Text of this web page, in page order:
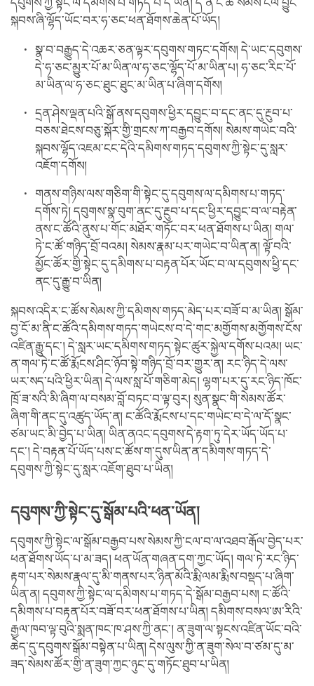
དབུགས་ཀྱི་སྟེང་ལ་དམིགས་པ་གཏད་པ་དེ་ཡིན། དེ་ནི་ང་ཚོ་སེམས་ངལ་བྱུང་
སྐབས་ཞི་ལྷོད་ཡོང་བར་ཧ་ཅང་ཕན་ཐོགས་ཆེན་པོ་ཡོད།
སྣ་བ་བརྒྱུད་དེ་འཆར་ཅན་ལྟར་དབུགས་གཏང་དགོས། དེ་ཡང་དབུགས་
དེ་ཧ་ཅང་མྱུར་པོ་མ་ཡིན་ལ་ཧ་ཅང་ལྷོད་པོ་མ་ཡིན་པ། ཧ་ཅང་རིང་པོ་
མ་ཡིན་ལ་ཧ་ཅང་ཐུང་ཐུང་མ་ཡིན་པ་ཞིག་དགོས།
དྲན་ཤེས་ལྡན་པའི་སྒོ་ནས་དབུགས་ཕྱིར་དབྱུང་བ་དང་ནང་དུ་རྔུབ་པ་
བཅས་ཐེངས་བཅུ་སྐོར་གྱི་གྲངས་ཀ་བརྒྱབ་དགོས། སེམས་གཡེང་བའི་
སྐབས་ལྷོད་འཇམ་ངང་དེའི་དམིགས་གཏད་དབུགས་ཀྱི་སྟེང་དུ་སླར་
འཇོག་དགོས།
གནས་གཉིས་ལས་གཅིག་གི་སྟེང་དུ་དབུགས་ལ་དམིགས་པ་གཏད་
དགོས་ཏེ། དབུགས་སྣ་བུག་ནང་དུ་རྔུབ་པ་དང་ཕྱིར་དབྱུང་བ་ལ་བརྟེན་
ནས་ང་ཚོའི་ནུས་པ་གོང་མཐོར་གཏོང་བར་ཕན་ཐོགས་པ་ཡིན། གལ་
ཏེ་ང་ཚོ་གཉིད་བྲོ་བའམ། སེམས་རྣམ་པར་གཡེང་བ་ཡིན་ན། ལྟོ་བའི་
མྱོང་ཚོར་གྱི་སྟེང་དུ་དམིགས་པ་བརྟན་པོར་ཡོང་བ་ལ་དབུགས་ཕྱི་དང་
ནང་དུ་རྒྱུ་བ་ཡིན།
སྐབས་འདིར་ང་ཚོས་སེམས་ཀྱི་དམིགས་གཏད་མེད་པར་བཟོ་བ་མ་ཡིན། སྒོམ་
བྱ་ངོ་མ་ནི་ང་ཚོའི་དམིགས་གཏད་གཡེངས་བ་དེ་གང་མགྱོགས་མགྱོགས་ངོས་
འཛིན་རྒྱུ་དང་། དེ་སླར་ཡང་དམིགས་གཏད་སྟེང་ཚུར་སྐྱེལ་དགོས་པའམ། ཡང་
ན་གལ་ཏེ་ང་ཚོ་རྨོངས་ཤིང་ཉོབ་སྟེ་གཉིད་བྲོ་བར་གྱུར་ན། རང་ཉིད་དེ་ལས་
ཡར་སད་པའི་ཕྱིར་ཡིན། དེ་ལས་སླ་པོ་གཅིག་མེད། ལྷག་པར་དུ་རང་ཉིད་ཁོང་
ཁྲོ་ཟ་སའི་མི་ཞིག་ལ་བསམ་བློ་བཏང་བ་ལྟ་བུར། སུན་སྣང་གི་སེམས་ཚོར་
ཞིག་གི་ནང་དུ་འཚུད་ཡོད་ན། ང་ཚོའི་རྨོངས་པ་དང་གཡེང་བ་དེ་ལ་དོ་སྣང་
ཙམ་ཡང་མི་བྱེད་པ་ཡིན། ཡིན་ནའང་དབུགས་དེ་རྟག་ཏུ་དེར་ཡོད་ཡོད་པ་
དང་། དེ་བརྟན་པོ་ཡོད་པས་ང་ཚོས་ག་དུས་ཡིན་ན་དམིགས་གཏད་དེ་
དབུགས་ཀྱི་སྟེང་དུ་སླར་འཇོག་ཐུབ་པ་ཡིན།
དབུགས་ཀྱི་སྟེང་དུ་སྒོམ་པའི་ཕན་ཡོན།
དབུགས་ཀྱི་སྟེང་ལ་སྒོམ་བརྒྱབ་པས་སེམས་ཀྱི་ངལ་བ་ལ་འཐབ་རྒོལ་བྱེད་པར་
ཕན་ཐོགས་ཡོད་པ་མ་ཟད། ཕན་ཡོན་གཞན་དག་ཀྱང་ཡོད། གལ་ཏེ་རང་ཉིད་
རྟག་པར་སེམས་རྣལ་དུ་མི་གནས་པར་ཉིན་མོའི་རྨི་ལམ་རྨིས་བསྡད་པ་ཞིག་
ཡིན་ན། དབུགས་ཀྱི་སྟེང་ལ་དམིགས་པ་གཏད་དེ་སྒོམ་བརྒྱབ་པས། ང་ཚོའི་
དམིགས་པ་བརྟན་པོར་བཟོ་བར་ཕན་ཐོགས་པ་ཡིན། དམིགས་བསལ་ཨ་རིའི་
རྒྱལ་ཁབ་ལྟ་བུའི་སྨན་ཁང་ཁ་ཤས་ཀྱི་ནང་། ན་ཟུག་ལ་སྟངས་འཛིན་ཡོང་བའི་
ཆེད་དུ་དབུགས་སྒོམ་བསྟེན་པ་ཡིན། དེས་ལུས་ཀྱི་ན་ཟུག་སེལ་བ་ཙམ་དུ་མ་
ཟད་སེམས་ཚོར་གྱི་ན་ཟུག་ཀྱང་ཉུང་དུ་གཏོང་ཐུབ་པ་ཡིན།